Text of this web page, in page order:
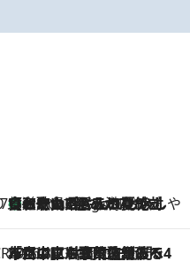
道府県の手みやげ ひんやりスイーツで夏を満喫
3 Hours Ago
【和歌山県】この夏絶対食べたい 冷やしておいしいおやつ3選 みかんがごろっと丸ごと入ったジュレ
CHOICE
2026.8.7
「立川にも歌舞伎があるんだよ」 片岡仁左衛門・市川中車ら豪華座組みで4年目の立川立飛歌舞伎へ